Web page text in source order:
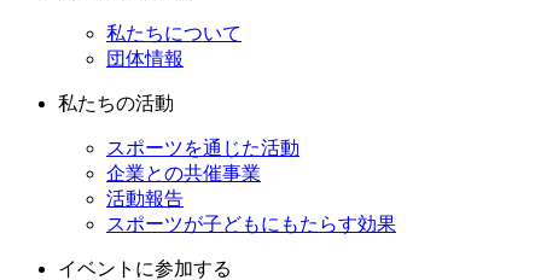
私たちについて
団体情報
私たちの活動
スポーツを通じた活動
企業との共催事業
活動報告
スポーツが子どもにもたらす効果
イベントに参加する